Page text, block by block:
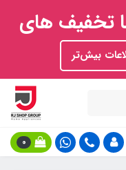
تخفیف های
بیش‌تر
0